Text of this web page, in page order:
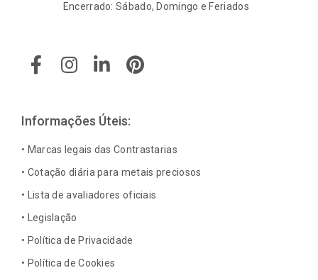
Encerrado: Sábado, Domingo e Feriados
a
c
b
o
o
k
f
n
s
a
g
r
a
i
n
e
d
i
n
i
i
n
e
s
Informações Úteis:
• Marcas legais das Contrastarias
• Cotação diária para metais preciosos
• Lista de avaliadores oficiais
• Legislação
• Política de Privacidade
• Política de Cookies